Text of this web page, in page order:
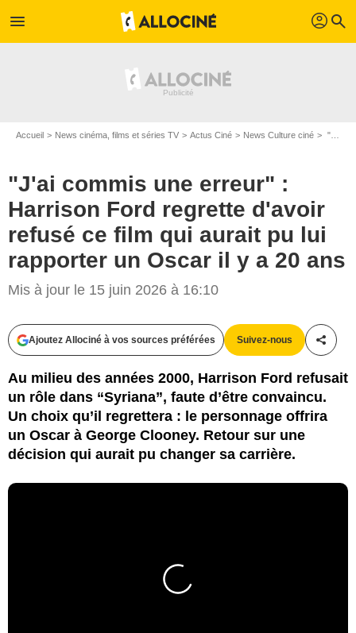
menu profil search
Accueil News cinéma, films et séries TV Actus Ciné News Culture ciné "J'ai commis une erreur" : Harrison Ford regrette d'avoir refusé ce film qui aurait pu lui rapporter un Oscar il y a 20 ans
"J'ai commis une erreur" :
Harrison Ford regrette d'avoir
refusé ce film qui aurait pu lui
rapporter un Oscar il y a 20 ans
Mis à jour le 15 juin 2026 à 16:10
Ajoutez Allociné à vos sources préférées Suivez-nous
Au milieu des années 2000, Harrison Ford refusait
un rôle dans “Syriana”, faute d’être convaincu.
Un choix qu’il regrettera : le personnage offrira
un Oscar à George Clooney. Retour sur une
décision qui aurait pu changer sa carrière.